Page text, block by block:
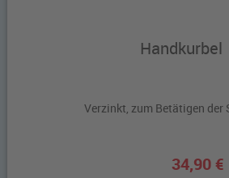
Handkurbel
Verzinkt, zum Betätigen der
34,90 €